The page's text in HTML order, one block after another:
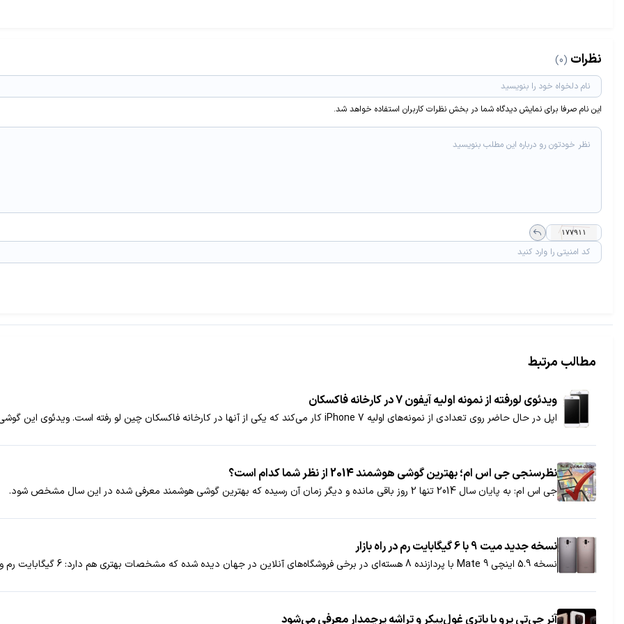
نظرات (0)
این نام صرفا برای نمایش دیدگاه شما در بخش نظرات کاربران استفاده خواهد شد.
مطالب مرتبط
ویدئوی لورفته از نمونه اولیه آیفون 7 در کارخانه فاکسکان
اپل در حال حاضر روی تعدادی از نمونه‌های اولیه iPhone 7 کار می‌کند که یکی از آنها در کارخانه فاکسکان چین لو رفته است. ویدئوی این گوشی از طراحی کاملا جدیدی خبر می‌دهد.
نظرسنجی جی اس ام؛ بهترین گوشی هوشمند 2014 از نظر شما کدام است؟
جی اس ام: به پایان سال 2014 تنها 2 روز باقی مانده و دیگر زمان آن رسیده که بهترین گوشی هوشمند معرفی شده در این سال مشخص شود.
نسخه جدید میت 9 با 6 گیگابایت رم در راه بازار
نسخه 5.9 اینچی Mate 9 با پردازنده 8 هسته‌ای در برخی فروشگاه‌های آنلاین در جهان دیده شده که مشخصات بهتری هم دارد: 6 گیگابایت رم و 128 گیگابایت حافظه داخلی.
آنر جی‌تی پرو با باتری غول‌پیکر و تراشه پرچمدار معرفی می‌شود